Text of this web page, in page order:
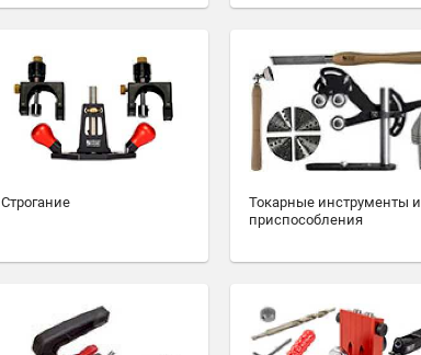
Строгание
Токарные инструменты и
приспособления